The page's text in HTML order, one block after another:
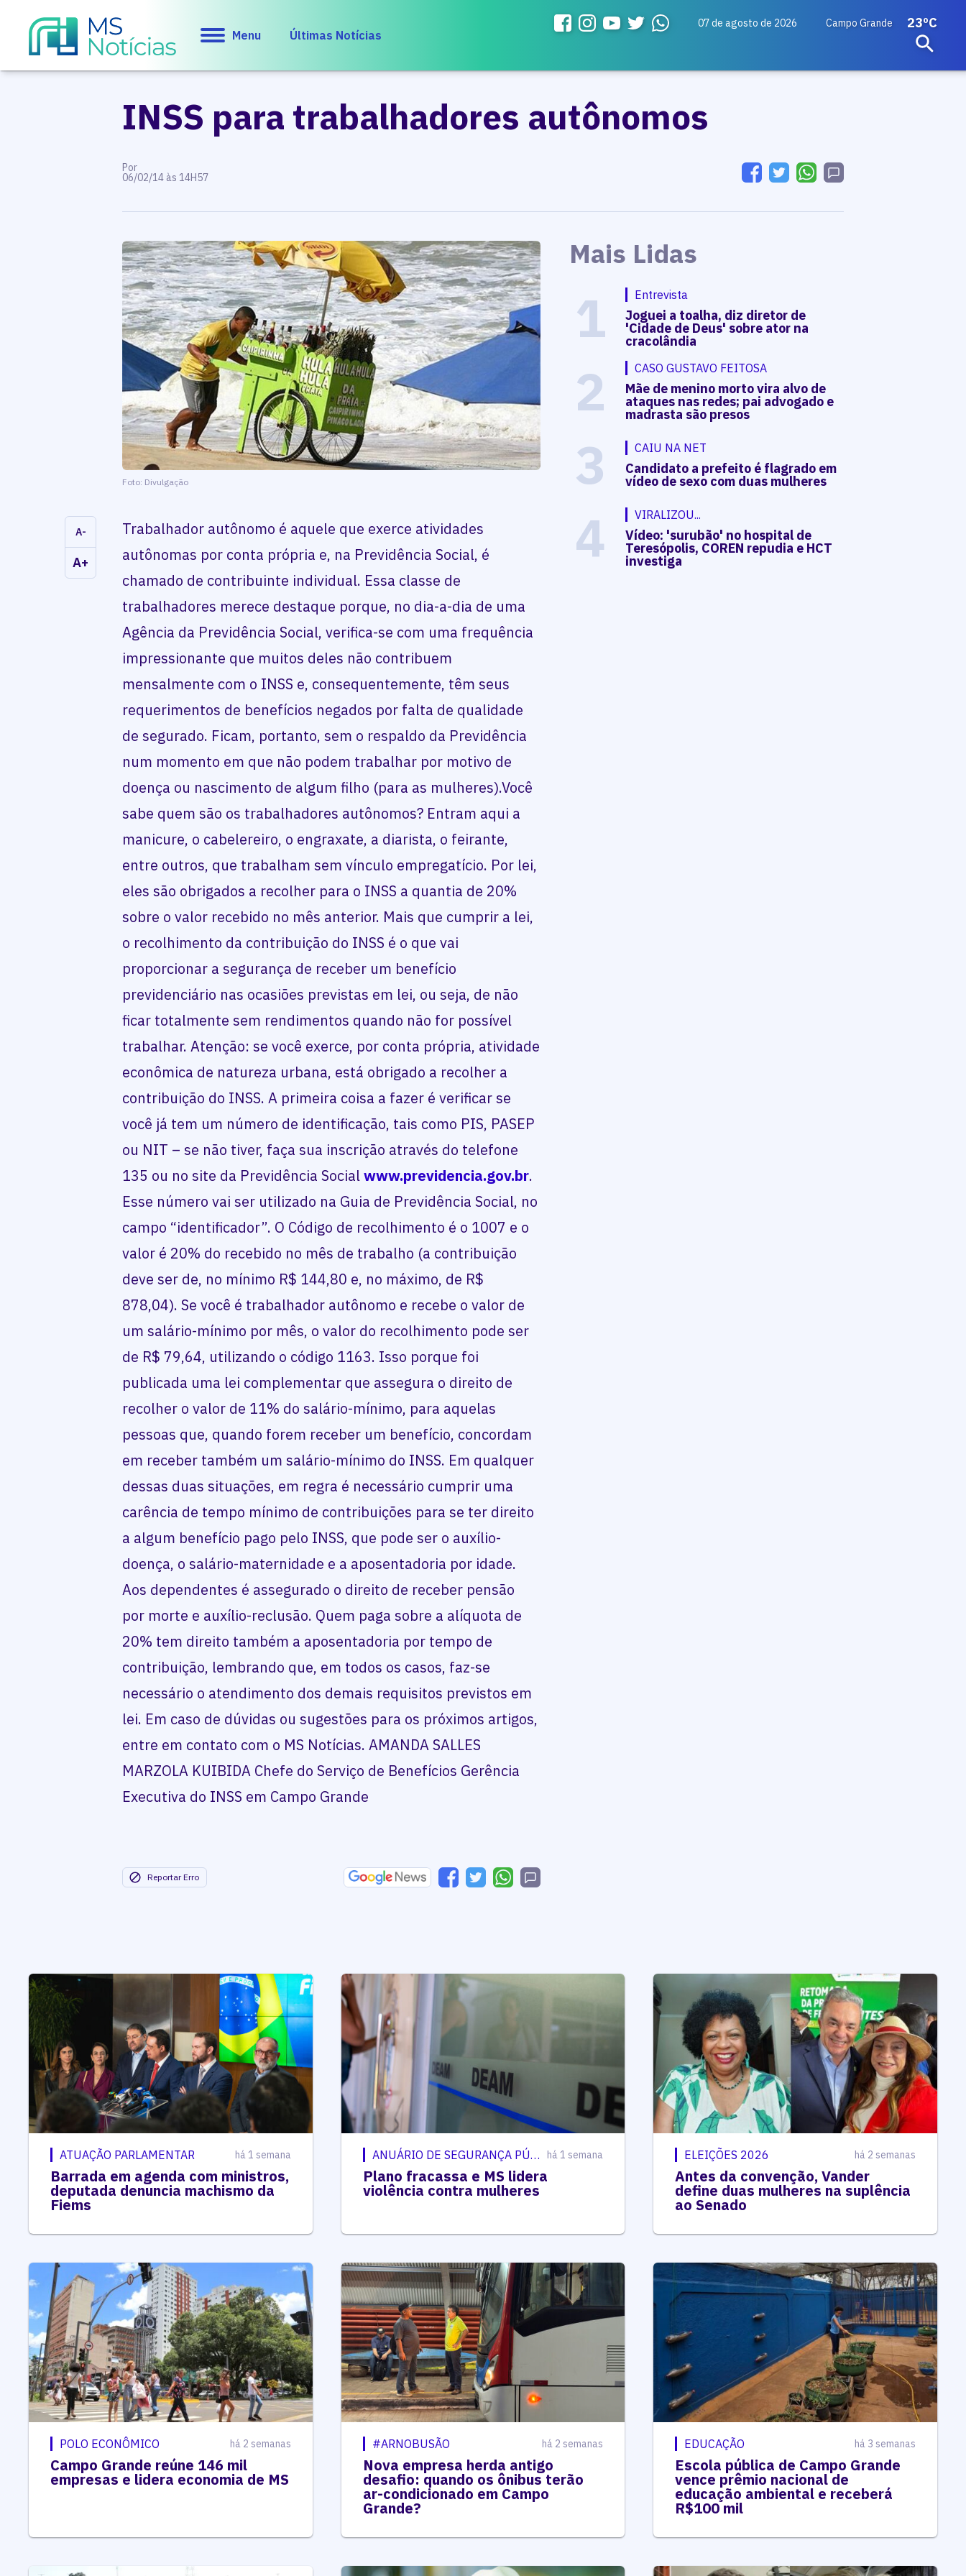
Menu Últimas Notícias
07 de agosto de 2026 Campo Grande 23ºC
INSS para trabalhadores autônomos
Por
06/02/14 às 14H57
Foto: Divulgação
A-
A+
Trabalhador autônomo é aquele que exerce atividades
autônomas por conta própria e, na Previdência Social, é
chamado de contribuinte individual. Essa classe de
trabalhadores merece destaque porque, no dia-a-dia de uma
Agência da Previdência Social, verifica-se com uma frequência
impressionante que muitos deles não contribuem
mensalmente com o INSS e, consequentemente, têm seus
requerimentos de benefícios negados por falta de qualidade
de segurado. Ficam, portanto, sem o respaldo da Previdência
num momento em que não podem trabalhar por motivo de
doença ou nascimento de algum filho (para as mulheres).Você
sabe quem são os trabalhadores autônomos? Entram aqui a
manicure, o cabelereiro, o engraxate, a diarista, o feirante,
entre outros, que trabalham sem vínculo empregatício. Por lei,
eles são obrigados a recolher para o INSS a quantia de 20%
sobre o valor recebido no mês anterior. Mais que cumprir a lei,
o recolhimento da contribuição do INSS é o que vai
proporcionar a segurança de receber um benefício
previdenciário nas ocasiões previstas em lei, ou seja, de não
ficar totalmente sem rendimentos quando não for possível
trabalhar. Atenção: se você exerce, por conta própria, atividade
econômica de natureza urbana, está obrigado a recolher a
contribuição do INSS. A primeira coisa a fazer é verificar se
você já tem um número de identificação, tais como PIS, PASEP
ou NIT – se não tiver, faça sua inscrição através do telefone
135 ou no site da Previdência Socialwww.previdencia.gov.br.
Esse número vai ser utilizado na Guia de Previdência Social, no
campo “identificador”. O Código de recolhimento é o 1007 e o
valor é 20% do recebido no mês de trabalho (a contribuição
deve ser de, no mínimo R$ 144,80 e, no máximo, de R$
878,04). Se você é trabalhador autônomo e recebe o valor de
um salário-mínimo por mês, o valor do recolhimento pode ser
de R$ 79,64, utilizando o código 1163. Isso porque foi
publicada uma lei complementar que assegura o direito de
recolher o valor de 11% do salário-mínimo, para aquelas
pessoas que, quando forem receber um benefício, concordam
em receber também um salário-mínimo do INSS. Em qualquer
dessas duas situações, em regra é necessário cumprir uma
carência de tempo mínimo de contribuições para se ter direito
a algum benefício pago pelo INSS, que pode ser o auxílio-
doença, o salário-maternidade e a aposentadoria por idade.
Aos dependentes é assegurado o direito de receber pensão
por morte e auxílio-reclusão. Quem paga sobre a alíquota de
20% tem direito também a aposentadoria por tempo de
contribuição, lembrando que, em todos os casos, faz-se
necessário o atendimento dos demais requisitos previstos em
lei. Em caso de dúvidas ou sugestões para os próximos artigos,
entre em contato com o MS Notícias. AMANDA SALLES
MARZOLA KUIBIDA Chefe do Serviço de Benefícios Gerência
Executiva do INSS em Campo Grande
Reportar Erro
Mais Lidas
1 Entrevista
Joguei a toalha, diz diretor de
'Cidade de Deus' sobre ator na
cracolândia
2 CASO GUSTAVO FEITOSA
Mãe de menino morto vira alvo de
ataques nas redes; pai advogado e
madrasta são presos
3 CAIU NA NET
Candidato a prefeito é flagrado em
vídeo de sexo com duas mulheres
4 VIRALIZOU...
Vídeo: 'surubão' no hospital de
Teresópolis, COREN repudia e HCT
investiga
ATUAÇÃO PARLAMENTAR há 1 semana
Barrada em agenda com ministros,
deputada denuncia machismo da
Fiems
ANUÁRIO DE SEGURANÇA PÚBLICA há 1 semana
Plano fracassa e MS lidera
violência contra mulheres
ELEIÇÕES 2026 há 2 semanas
Antes da convenção, Vander
define duas mulheres na suplência
ao Senado
POLO ECONÔMICO há 2 semanas
Campo Grande reúne 146 mil
empresas e lidera economia de MS
#ARNOBUSÃO há 2 semanas
Nova empresa herda antigo
desafio: quando os ônibus terão
ar-condicionado em Campo
Grande?
EDUCAÇÃO há 3 semanas
Escola pública de Campo Grande
vence prêmio nacional de
educação ambiental e receberá
R$100 mil